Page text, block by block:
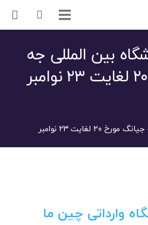
بین المللی جه
لغایت ۲۳ نوامبر
وارداتی چین ما